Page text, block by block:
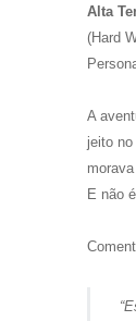
Alta
(Hard
A
jeito
E não
“